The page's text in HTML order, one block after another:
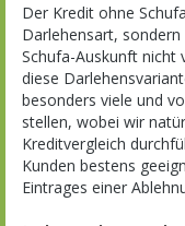
Der Kredit ohne
Darlehensart,
Schufa-Auskunft nicht
diese
besonders viele und
stellen, wobei wir
Kreditvergleich
Kunden bestens
Eintrages einer